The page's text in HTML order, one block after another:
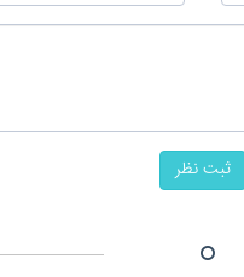
ثبت نظر